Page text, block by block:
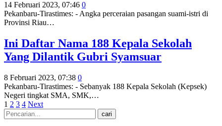
14 Februari 2023, 07:46 0
Pekanbaru-Tirastimes: - Angka perceraian pasangan suami-istri di
Provinsi Riau…
Ini Daftar Nama 188 Kepala Sekolah
Yang Dilantik Gubri Syamsuar
8 Februari 2023, 07:38 0
Pekanbaru-Tirastimes: - Sebanyak 188 Kepala Sekolah (Kepsek)
Negeri tingkat SMA, SMK,…
1 2 3 4 Next